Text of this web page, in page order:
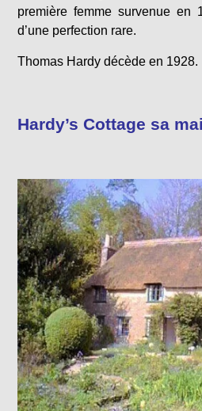
première femme survenue en
d’une perfection rare.
Thomas Hardy décède en 1928.
Hardy’s Cottage sa